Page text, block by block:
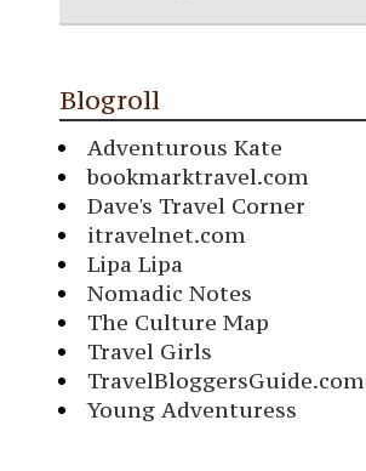
Blogroll
Adventurous Kate
bookmarktravel.com
Dave's Travel Corner
itravelnet.com
Lipa Lipa
Nomadic Notes
The Culture Map
Travel Girls
TravelBloggersGuide.com
Young Adventuress